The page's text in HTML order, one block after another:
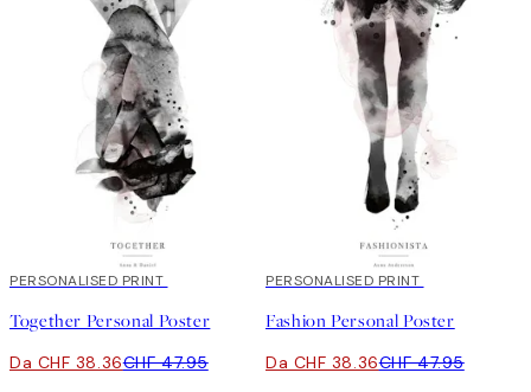
20%*
PERSONALISED PRINT
Together Personal Poster
Da CHF 38.36CHF 47.95
20%*
PERSONALISED PRINT
Fashion Personal Poster
Da CHF 38.36CHF 47.95